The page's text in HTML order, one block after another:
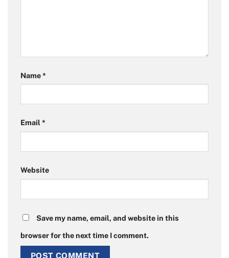
Name*
Email*
Website
Save my name, email, and website in this
browser for the next time I comment.